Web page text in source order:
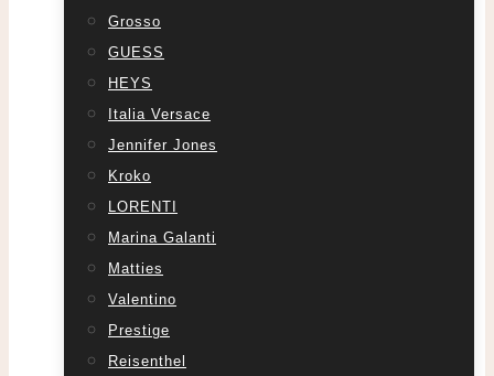
Grosso
GUESS
HEYS
Italia Versace
Jennifer Jones
Kroko
LORENTI
Marina Galanti
Matties
Valentino
Prestige
Reisenthel